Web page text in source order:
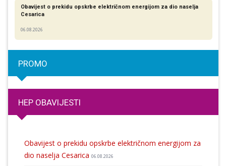
Obavijest o prekidu opskrbe električnom energijom za dio naselja
Cesarica
06.08.2026
PROMO
HEP OBAVIJESTI
Obavijest o prekidu opskrbe električnom energijom za
dio naselja Cesarica 06.08.2026